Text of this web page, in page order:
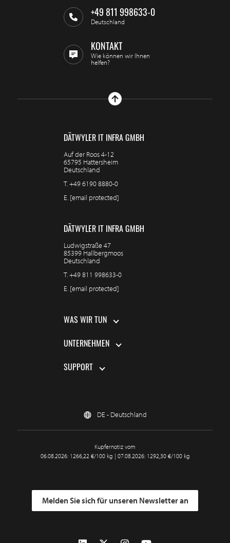
+49 811 998633-0
Deutschland
KONTAKT
Wie können wir Ihnen
helfen?
DÄTWYLER IT INFRA GMBH
Auf der Roos 4-12
65795 Hattersheim
Deutschland
T.+49 6190 8880-0
E. [email protected]
DÄTWYLER IT INFRA GMBH
Ludwigstraße 47
85399 Hallbergmoos
Deutschland
T.+49 811 998633-0
E. [email protected]
WAS WIR TUN
UNTERNEHMEN
SUPPORT
DE - Deutschland
Kupfernotiz vom
06.08.2026: 1266,22 €/100 kg | 07.08.2026: 1292,30 €/100 kg
Melden Sie sich für unseren Newsletter an